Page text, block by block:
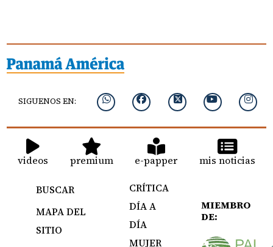
SIGUENOS EN:
videos premium e-papper mis noticias
BUSCAR
MAPA DEL
SITIO
CRÍTICA
DÍA A
DÍA
MUJER
MIEMBRO
DE: